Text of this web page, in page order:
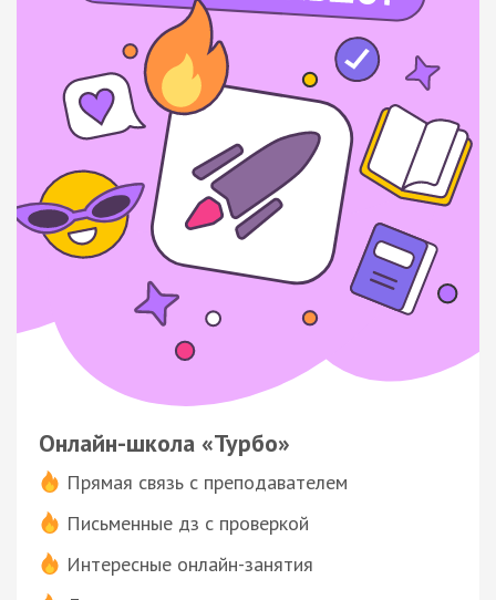
Онлайн-школа «Турбо»
Прямая связь с преподавателем
Письменные дз с проверкой
Интересные онлайн-занятия